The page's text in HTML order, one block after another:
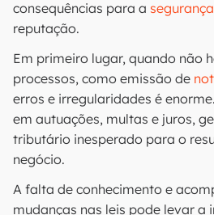
consequências para a
reputação.
Em primeiro lugar, quando não
processos, como emissão de
erros e irregularidades é
em autuações, multas e juros,
tributário inesperado para o
negócio.
A falta de conhecimento e
mudanças nas leis pode levar a